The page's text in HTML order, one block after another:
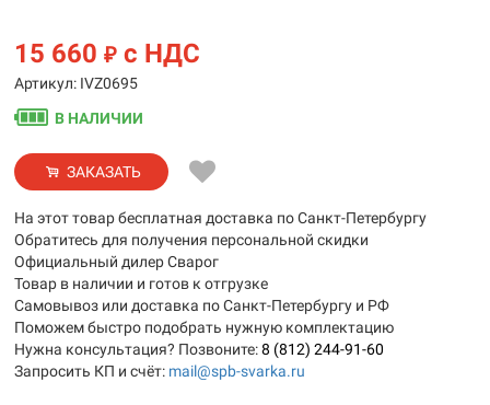
15 660 ₽ с НДС
Артикул: IVZ0695
В НАЛИЧИИ
ЗАКАЗАТЬ
На этот товар бесплатная доставка по Санкт-Петербургу
Обратитесь для получения персональной скидки
Официальный дилер Сварог
Товар в наличии и готов к отгрузке
Самовывоз или доставка по Санкт-Петербургу и РФ
Поможем быстро подобрать нужную комплектацию
Нужна консультация? Позвоните:8 (812) 244-91-60
Запросить КП и счёт: mail@spb-svarka.ru